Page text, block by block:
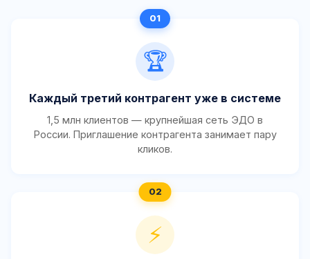
🏆
Каждый третий контрагент уже в системе
1,5 млн клиентов — крупнейшая сеть ЭДО в
России. Приглашение контрагента занимает пару
кликов.
⚡